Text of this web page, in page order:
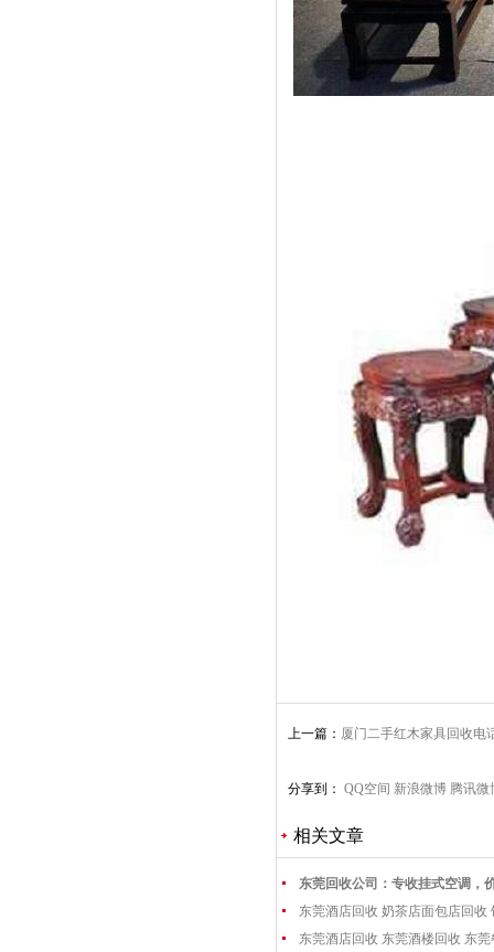
上一篇： 厦门二手红木家具回收电
分享到： QQ空间 新浪微博 腾讯微
相关文章
东莞回收公司：专收挂式空调，
东莞酒店回收 奶茶店面包店回收
东莞酒店回收 东莞酒楼回收 东